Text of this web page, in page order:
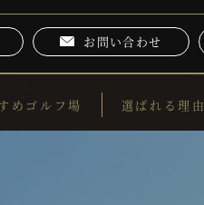
お問い合わせ
めゴルフ場 選ばれる理由